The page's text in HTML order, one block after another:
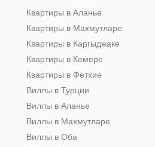
Квартиры в Аланье
Квартиры в Махмутларе
Квартиры в Каргыджаке
Квартиры в Кемере
Квартиры в Фетхие
Виллы в Турции
Виллы в Аланье
Виллы в Махмутларе
Виллы в Оба